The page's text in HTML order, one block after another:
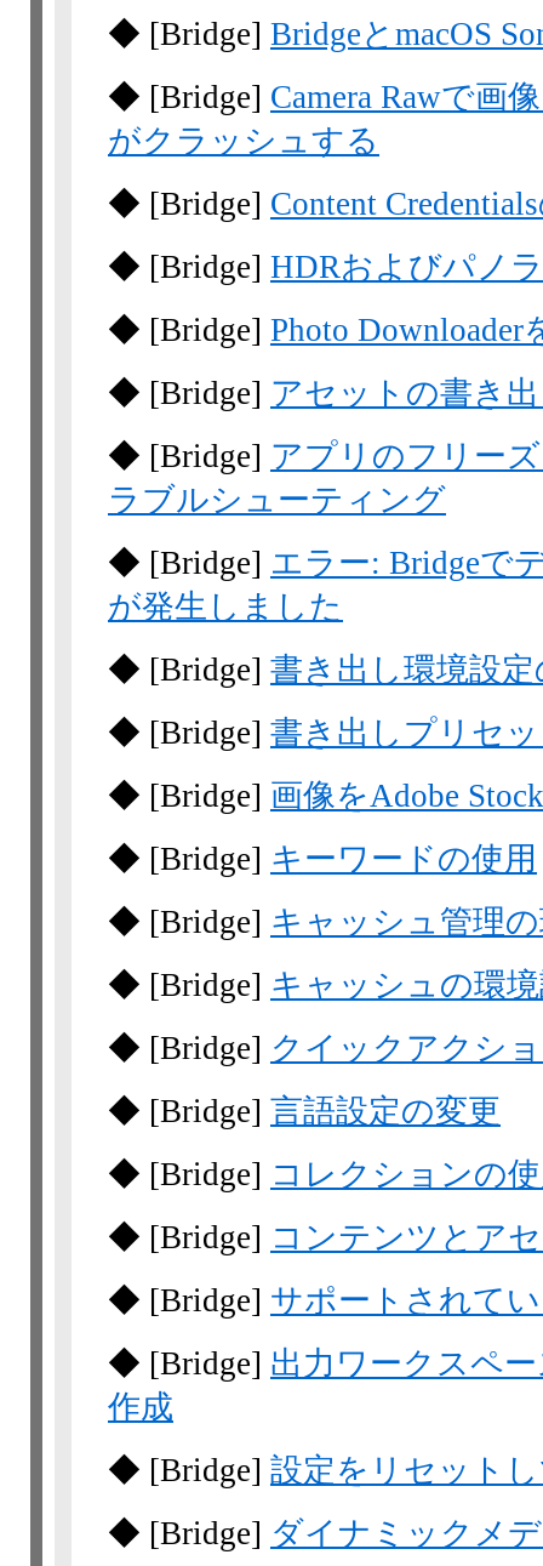
◆ [Bridge] BridgeとmacOS
◆ [Bridge] Camera Rawで画
がクラッシュする
◆ [Bridge] Content
◆ [Bridge] HDRおよびパノ
◆ [Bridge] Photo
◆ [Bridge] アセットの書き
◆ [Bridge] アプリのフリー
ラブルシューティング
◆ [Bridge] エラー: Bridgeで
が発生しました
◆ [Bridge] 書き出し環境設
◆ [Bridge] 書き出しプリセ
◆ [Bridge] 画像をAdobe
◆ [Bridge] キーワードの使用
◆ [Bridge] キャッシュ管理
◆ [Bridge] キャッシュの環
◆ [Bridge] クイックアクシ
◆ [Bridge] 言語設定の変更
◆ [Bridge] コレクションの
◆ [Bridge] コンテンツとア
◆ [Bridge] サポートされて
◆ [Bridge] 出力ワークスペ
作成
◆ [Bridge] 設定をリセット
◆ [Bridge] ダイナミックメ